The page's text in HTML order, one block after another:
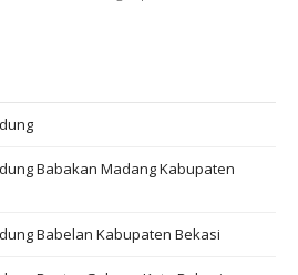
Babakan Madang Kabupaten
Babelan Kabupaten Bekasi